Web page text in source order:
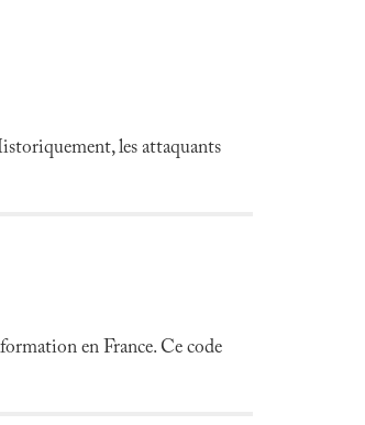
les attaquants
en France. Ce code